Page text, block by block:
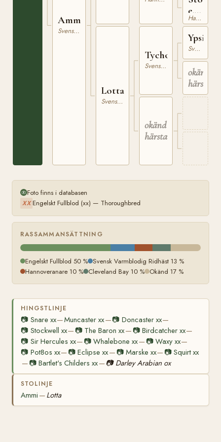
Ammi
Svensk Varmblodig Ridhäst
Lotta
Svensk Varmblodig Ridhäst
Tycho
Svensk Varmblodig Ridhäst
okänd
härstamning
e.
xx
Hannoveranare
Svensk Varmblodig Ridhäst
okänd
Foto finns i databasen
XX Engelskt Fullblod (xx) — Thoroughbred
RASSAMMANSÄTTNING
Engelskt Fullblod 50 % Svensk Varmblodig Ridhäst 13 %
Hannoveranare 10 % Cleveland Bay 10 % Okänd 17 %
HINGSTLINJE
📷 Snare xx—Muncaster xx—📷 Doncaster xx—
📷 Stockwell xx— 📷 The Baron xx— 📷 Birdcatcher xx—
📷 Sir Hercules xx— 📷Whalebone xx— 📷 Waxy xx—
📷 Pot8os xx— 📷Eclipse xx— 📷 Marske xx— 📷 Squirt xx
— 📷Bartlet's Childers xx—📷 Darley Arabian ox
STOLINJE
Ammi — Lotta